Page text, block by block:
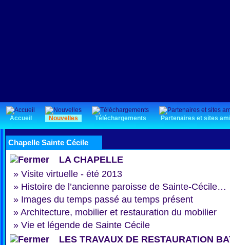
Accueil Nouvelles Téléchargements Partenaires et sites
Chapelle Sainte Cécile
LA CHAPELLE
» Visite virtuelle - été 2013
» Histoire de l’ancienne paroisse de Sainte-Cécile…
» Images du temps passé au temps présent
» Architecture, mobilier et restauration du mobilier
» Vie et légende de Sainte Cécile
LES TRAVAUX DE RESTAURATION